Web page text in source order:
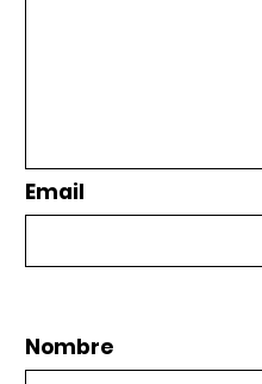
Email
Nombre